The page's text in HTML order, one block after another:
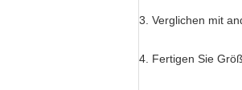
3. Verglichen mit
4. Fertigen Sie